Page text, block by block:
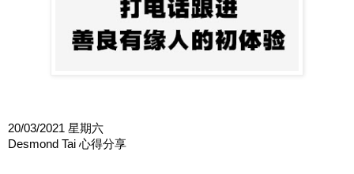
20/03/2021 星期六
Desmond Tai 心得分享